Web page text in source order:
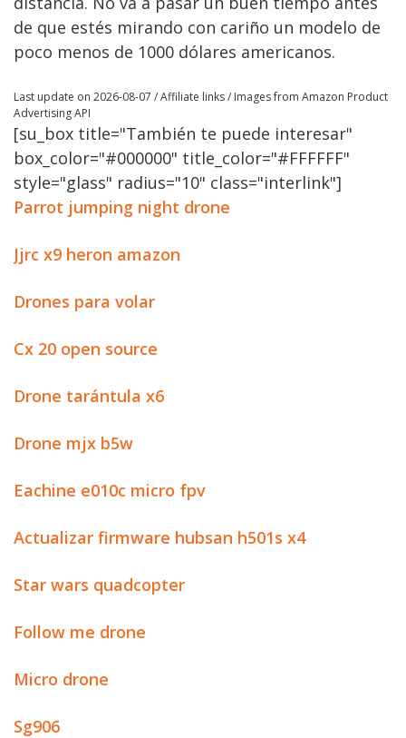
de que estés mirando con cariño un modelo de
poco menos de 1000 dólares americanos.
Last update on 2026-08-07 / Affiliate links / Images from Amazon Product
Advertising API
[su_box title="También te puede interesar"
box_color="#000000" title_color="#FFFFFF"
style="glass" radius="10" class="interlink"]
Parrot jumping night drone
Jjrc x9 heron amazon
Drones para volar
Cx 20 open source
Drone tarántula x6
Drone mjx b5w
Eachine e010c micro fpv
Actualizar firmware hubsan h501s x4
Star wars quadcopter
Follow me drone
Micro drone
Sg906